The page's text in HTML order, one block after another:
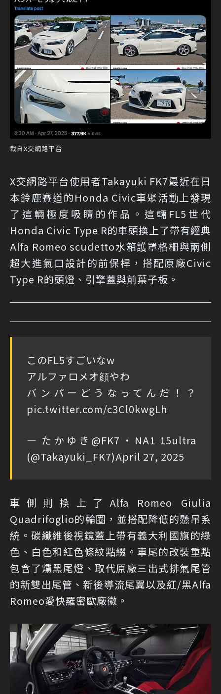
裁自X交網路平台
X交網路平台使用者Takayuki FK7最近在日
本鈴鹿賽道的Honda Civic車聚活動上發現
了這輛極度吸睛的作品。這輛FL5世代
Honda Civic Type R的車頭換上了帶有經典
Alfa Romeo scudetto水箱護罩格柵與兩側
超大進氣口設計的前保桿，搭配原廠Civic
Type R的頭燈、引擎蓋與前葉子板。
このFL5すごいなw
アルファロメオ顔やわ
バンパーどうなってんだ！？
pic.twitter.com/c3Cl0kwgLh
— たかゆき@FK7・NA1 15ultra‎
(@Takayuki_FK7)April 27, 2025
車側則換上了Alfa Romeo Giulia
Quadrifoglio的輪圈，並搭配降低的懸吊系
統。碳纖維後視鏡蓋上帶有義大利國旗的綠
色、白色和紅色條紋點綴。車尾的改裝重點
包含了燻黑尾燈、取代原廠三出式排氣尾管
的新雙出尾管、新後導流尾翼以及紅/黑Alfa
Romeo愛快羅密歐廠徽。